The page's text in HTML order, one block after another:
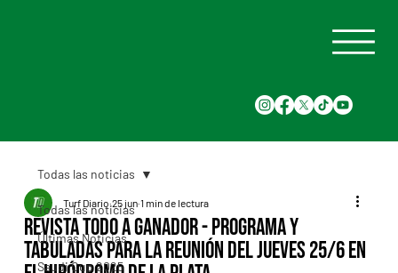
Todas las noticias
Últimas Noticias
Saudi Cup 2025
Todas las noticias
Revista Todo a Ganador - Programa y
tabuladas para la reunión del jueves 25/6 en
Turf Diario 25 jun 1 min de lectura